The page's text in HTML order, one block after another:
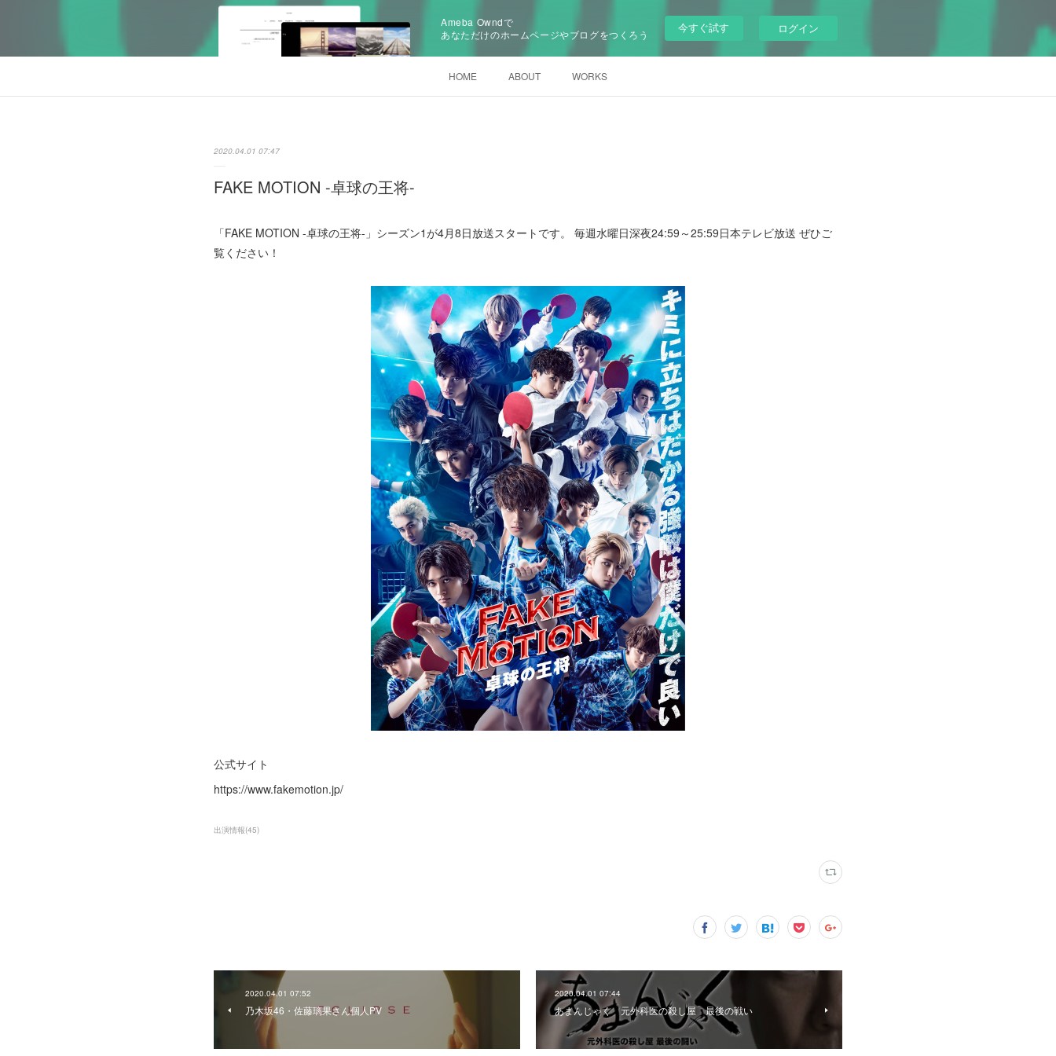
Ameba Owndで
あなただけのホームページやブログをつくろう
今すぐ試す ログイン
HOME ABOUT WORKS
2020.04.01 07:47
FAKE MOTION -卓球の王将-
「FAKE MOTION -卓球の王将-」シーズン1が4月8日放送スタートです。 毎週水曜日深夜24:59～25:59日本テレビ放送 ぜひご
覧ください！
公式サイト
https://www.fakemotion.jp/
出演情報(45)
2020.04.01 07:52
乃木坂46・佐藤璃果さん個人PV
2020.04.01 07:44
あまんじゃく 元外科医の殺し屋 最後の戦い